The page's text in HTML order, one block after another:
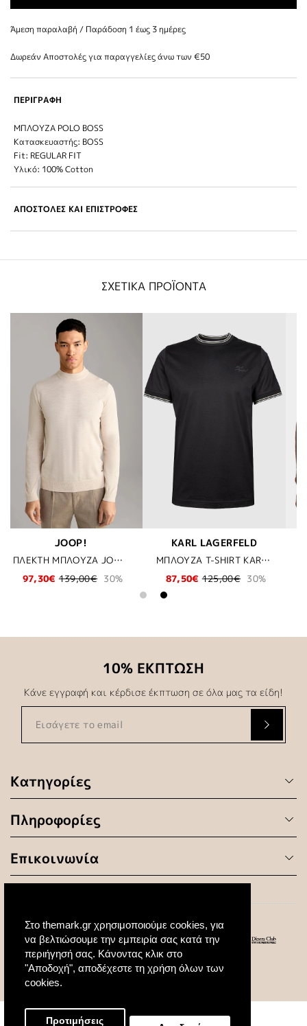
Στο themark.gr χρησιμοποιούμε cookies, για
να βελτιώσουμε την εμπειρία σας κατά την
περιήγησή σας. Κάνοντας κλικ στο
"Αποδοχή", αποδέχεστε τη χρήση όλων των
cookies.
Προτιμήσεις
Άμεση παραλαβή / Παράδoση 1 έως 3 ημέρες
Δωρεάν Αποστολές για παραγγελίες άνω των €50
ΠΕΡΙΓΡΑΦΗ
ΜΠΛΟΥΖΑ POLO BOSS
Κατασκευαστής: BOSS
Fit: REGULAR FIT
Υλικό: 100% Cotton
ΑΠΟΣΤΟΛΕΣ ΚΑΙ ΕΠΙΣΤΡΟΦΕΣ
ΣΧΕΤΙΚΑ ΠΡΟΪΟΝΤΑ
ΜΠΛΟΥΖΑ T-SHIRT KARL LAGERFELD - 990 ΜΑΥΡΟ
KARL LAGERFELD
ΜΠΛΟΥΖΑ - 430 ΜΠΕΖ
59,40€ 99,00€
KARL LAGERFELD
349,30€ 499,00€
Κατηγορίες
Πληροφορίες
Επικοινωνία
10% ΕΚΠΤΩΣΗ
Κάνε εγγραφή και κέρδισε έκπτωση σε όλα μας τα είδη!
© 2020 All Rights Reserved. Created by